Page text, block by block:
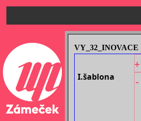
VY_32_INOVACE
I.šablona
+
-